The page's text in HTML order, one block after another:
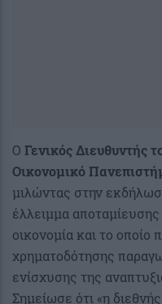
Ο Γενικός Διευθυντής
Οικονομικό
μιλώντας στην
έλλειμμα
οικονομία και το οποίο
χρηματοδότησης
ενίσχυσης της
Σημείωσε ότι «η